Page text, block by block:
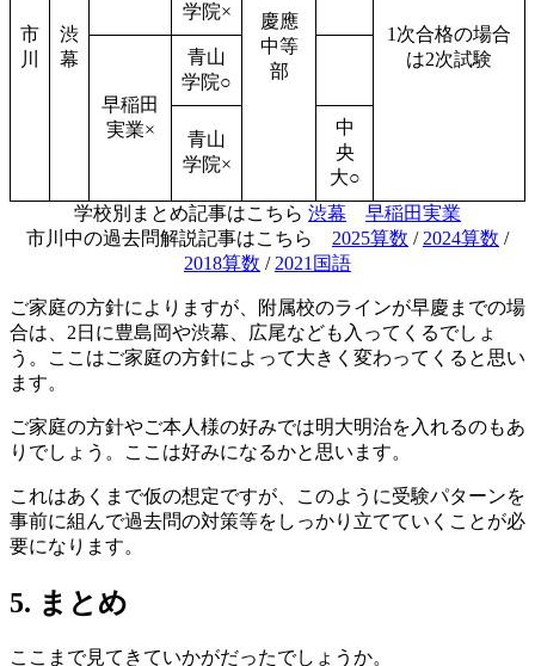
市
川
渋
幕
慶應
中等
部
1次合格の場合
は2次試験
学院×
早稲田
実業×
青山
学院○
青山
学院×
中
央
大○
学校別まとめ記事はこちら 渋幕
早稲田実業
市川中の過去問解説記事はこちら 2025算数 / 2024算数 /
2018算数 / 2021国語
ご家庭の方針によりますが、附属校のラインが早慶までの場
合は、2日に豊島岡や渋幕、広尾なども入ってくるでしょ
う。ここはご家庭の方針によって大きく変わってくると思い
ます。
ご家庭の方針やご本人様の好みでは明大明治を入れるのもあ
りでしょう。ここは好みになるかと思います。
これはあくまで仮の想定ですが、このように受験パターンを
事前に組んで過去問の対策等をしっかり立てていくことが必
要になります。
5. まとめ
ここまで見てきていかがだったでしょうか。